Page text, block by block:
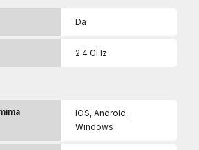
Da
2.4 GHz
IOS, Android,
Windows